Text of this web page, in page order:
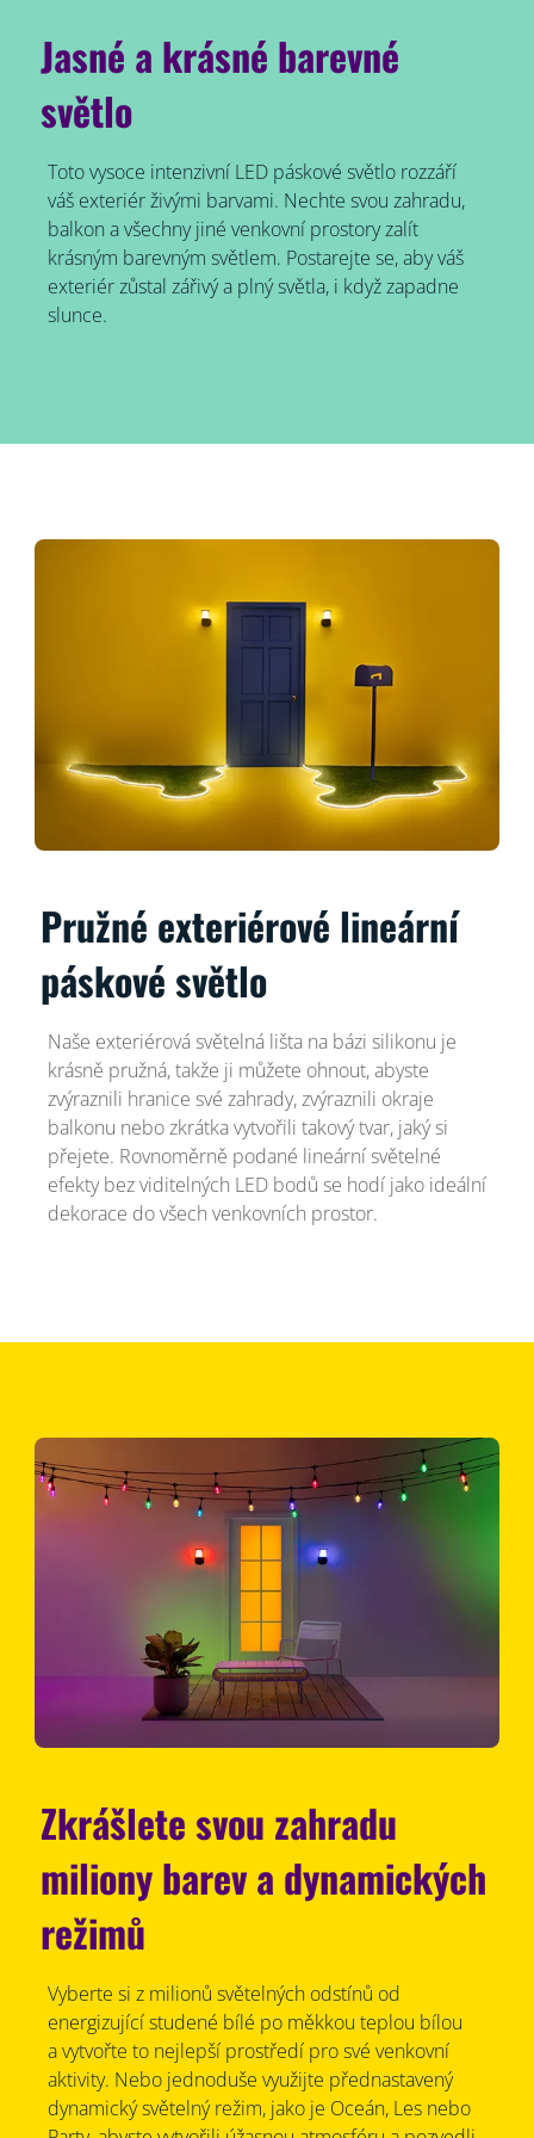
Jasné a krásné barevné
světlo
Toto vysoce intenzivní LED páskové světlo rozzáří
váš exteriér živými barvami. Nechte svou zahradu,
balkon a všechny jiné venkovní prostory zalít
krásným barevným světlem. Postarejte se, aby váš
exteriér zůstal zářivý a plný světla, i když zapadne
slunce.
Pružné exteriérové lineární
páskové světlo
Naše exteriérová světelná lišta na bázi silikonu je
krásně pružná, takže ji můžete ohnout, abyste
zvýraznili hranice své zahrady, zvýraznili okraje
balkonu nebo zkrátka vytvořili takový tvar, jaký si
přejete. Rovnoměrně podané lineární světelné
efekty bez viditelných LED bodů se hodí jako ideální
dekorace do všech venkovních prostor.
Zkrášlete svou zahradu
miliony barev a dynamických
režimů
Vyberte si z milionů světelných odstínů od
energizující studené bílé po měkkou teplou bílou
a vytvořte to nejlepší prostředí pro své venkovní
aktivity. Nebo jednoduše využijte přednastavený
dynamický světelný režim, jako je Oceán, Les nebo